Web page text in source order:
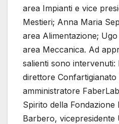
area Impianti e vice
Mestieri; Anna Maria
area Alimentazione;
area Meccanica. Ad
salienti sono
direttore Confartigianato
amministratore
Spirito della Fondazione
Barbero, vicepresidente